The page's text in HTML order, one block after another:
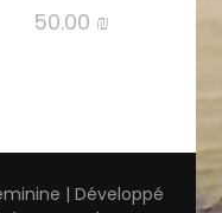
50.00 ₪
| Développé